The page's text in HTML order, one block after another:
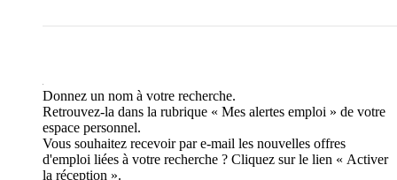
Donnez un nom à votre recherche.
Retrouvez-la dans la rubrique « Mes alertes emploi » de votre
espace personnel.
Vous souhaitez recevoir par e-mail les nouvelles offres
d'emploi liées à votre recherche ? Cliquez sur le lien « Activer
la réception ».